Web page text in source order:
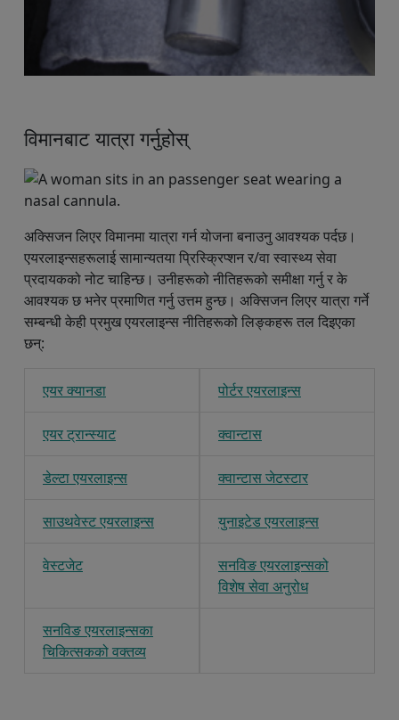
विमानबाट यात्रा गर्नुहोस्
अक्सिजन लिएर विमानमा यात्रा गर्न योजना बनाउनु आवश्यक पर्दछ।
एयरलाइन्सहरूलाई सामान्यतया प्रिस्क्रिप्शन र/वा स्वास्थ्य सेवा
प्रदायकको नोट चाहिन्छ। उनीहरूको नीतिहरूको समीक्षा गर्नु र के
आवश्यक छ भनेर प्रमाणित गर्नु उत्तम हुन्छ। अक्सिजन लिएर यात्रा गर्ने
सम्बन्धी केही प्रमुख एयरलाइन्स नीतिहरूको लिङ्कहरू तल दिइएका
छन्:
एयर क्यानडा पोर्टर एयरलाइन्स
एयर ट्रान्स्याट क्वान्टास
डेल्टा एयरलाइन्स क्वान्टास जेटस्टार
साउथवेस्ट एयरलाइन्स युनाइटेड एयरलाइन्स
वेस्टजेट
सनविङ एयरलाइन्सको
विशेष सेवा अनुरोध
सनविङ एयरलाइन्सका
चिकित्सकको वक्तव्य